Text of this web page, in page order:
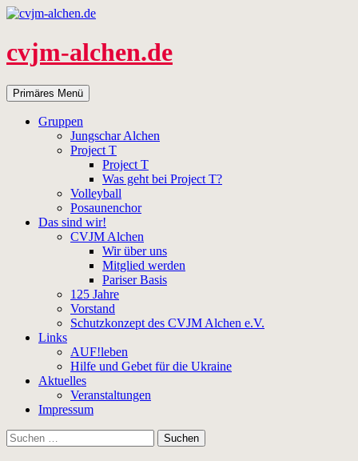
Zum
springen
cvjm-alchen.de
Suchen
Primäres Menü
Gruppen
Jungschar Alchen
Project T
Project T
Was geht bei Project T?
Volleyball
Posaunenchor
Das sind wir!
CVJM Alchen
Wir über uns
Mitglied werden
Pariser Basis
125 Jahre
Vorstand
Schutzkonzept des CVJM Alchen e.V.
Links
AUF!leben
Hilfe und Gebet für die Ukraine
Aktuelles
Veranstaltungen
Impressum
Suchen
nach: